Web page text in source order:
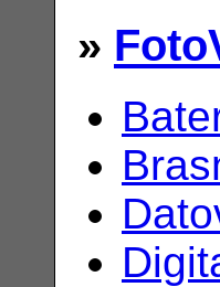
»